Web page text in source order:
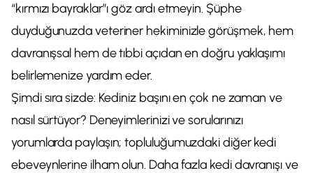
“kırmızı bayraklar”ı göz ardı etmeyin. Şüphe
duyduğunuzda veteriner hekiminizle görüşmek, hem
davranışsal hem de tıbbi açıdan en doğru yaklaşımı
belirlemenize yardım eder.
Şimdi sıra sizde: Kediniz başını en çok ne zaman ve
nasıl sürtüyor? Deneyimlerinizi ve sorularınızı
yorumlarda paylaşın; topluluğumuzdaki diğer kedi
ebeveynlerine ilham olun. Daha fazla kedi davranışı ve